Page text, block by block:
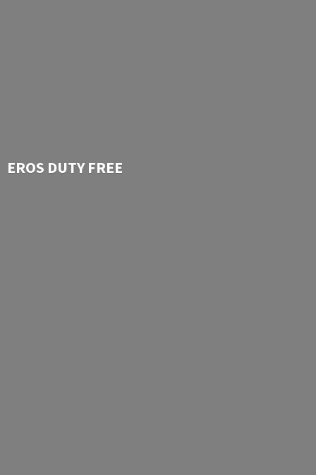
EROS DUTY FREE